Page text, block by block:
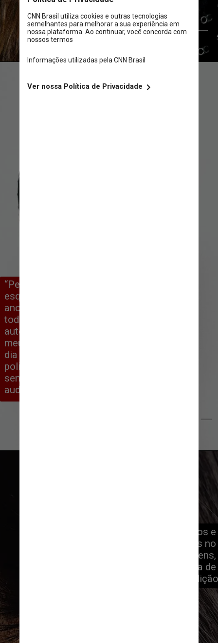
Reprodução / Instagram Mariana Rios
“Perdi 30% da audição no ouvido
esquerdo por conta disso. Há alguns
anos, tomo a mesma medicação
todos os dias. Eu adquiri essa doença
autoimune por conta do estresse. O
meu ouvido esquerdo apita 24h por
dia e não tem cura. Tenho que me
policiar para não ter picos de estresse,
senão eu posso perder ainda mais a
audição”, explicou
A patologia que afeta os ouvidos e
causa sintomas muito incômodos no
paciente, como zumbidos e vertigens,
pode levar a uma perda definitiva de